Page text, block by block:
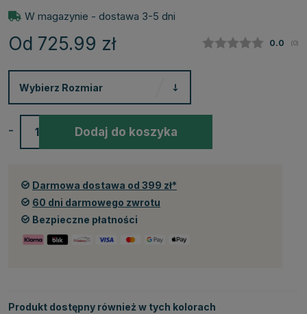
W magazynie - dostawa 3-5 dni
Od 725.99 zł Średnia
0.0 (0)
Wybierz Rozmiar
- Dodaj do koszyka
Darmowa dostawa od 399 zł*
60 dni darmowego zwrotu
Bezpieczne płatności
Produkt dostępny również w tych kolorach